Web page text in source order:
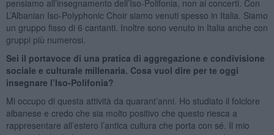
pensiamo all’insegnamento dell’Iso-Polifonia, non ai concerti. Con
L’Albanian Iso-Polyphonic Choir siamo venuti spesso in Italia. Siamo
un gruppo fisso di 6 cantanti. Inoltre sono venuto in Italia anche con
gruppi più numerosi.
Sei il portavoce di una pratica di aggregazione e condivisione
sociale e culturale millenaria. Cosa vuol dire per te oggi
insegnare l’Iso-Polifonia?
Mi occupo di questa attività da quarant’anni. Ho studiato il folclore
albanese e credo che sia molto positivo che questo riesca a
rappresentare all’estero l’antica cultura che porta con sé. Il mio